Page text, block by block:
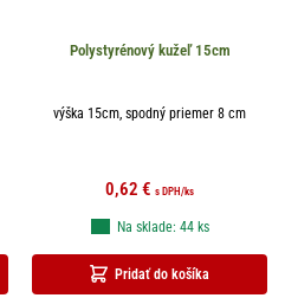
Polystyrénový kužeľ 15cm
výška 15cm, spodný priemer 8 cm
0,62 € s DPH /ks
Pridať do košíka
Na sklade: 44 ks